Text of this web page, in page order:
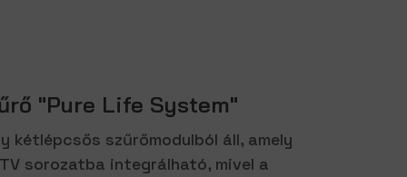
"Pure Life System"
kétlépcsős szűrőmodulból áll, amely
sorozatba integrálható, mivel a